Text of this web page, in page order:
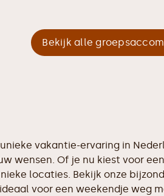
Bekijk alle
vakantie-ervaring in
Of je nu kiest voor
locaties. Bekijk onze
voor een weekendje weg